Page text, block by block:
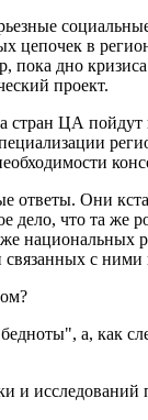
в
дно
проект.
ЦА
Они
что та же
с
а, как
и